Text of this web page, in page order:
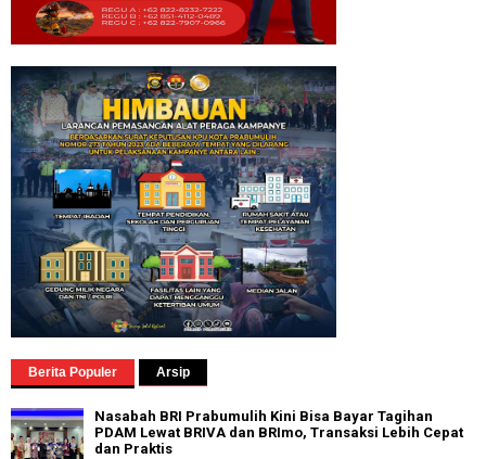
Berita Populer Arsip
Nasabah BRI Prabumulih Kini Bisa Bayar Tagihan
PDAM Lewat BRIVA dan BRImo, Transaksi Lebih Cepat
dan Praktis